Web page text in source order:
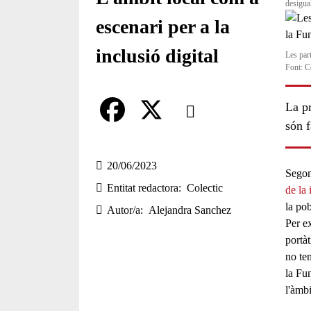
escenari per a la
inclusió digital
Comparteix
a
c
e
20/06/2023
Entitat redactora
Colectic
Autor/a
Alejandra Sanchez
Les
Font:
La
són
de la
la
Per
no
la
l'